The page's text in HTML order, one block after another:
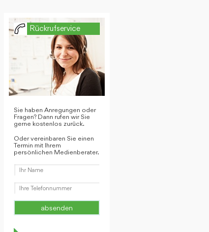
Rückrufservice
Sie haben Anregungen oder
Fragen? Dann rufen wir Sie
gerne kostenlos zurück.
Oder vereinbaren Sie einen
Termin mit Ihrem
persönlichen Medienberater.